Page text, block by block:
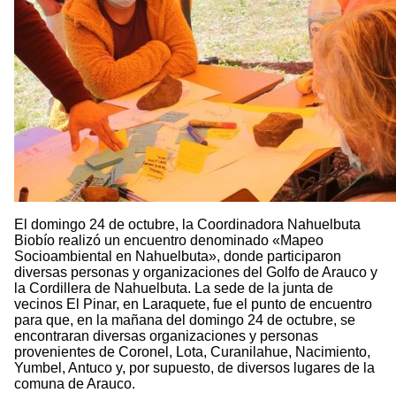
El domingo 24 de octubre, la Coordinadora Nahuelbuta
Biobío realizó un encuentro denominado «Mapeo
Socioambiental en Nahuelbuta», donde participaron
diversas personas y organizaciones del Golfo de Arauco y
la Cordillera de Nahuelbuta. La sede de la junta de
vecinos El Pinar, en Laraquete, fue el punto de encuentro
para que, en la mañana del domingo 24 de octubre, se
encontraran diversas organizaciones y personas
provenientes de Coronel, Lota, Curanilahue, Nacimiento,
Yumbel, Antuco y, por supuesto, de diversos lugares de la
comuna de Arauco.